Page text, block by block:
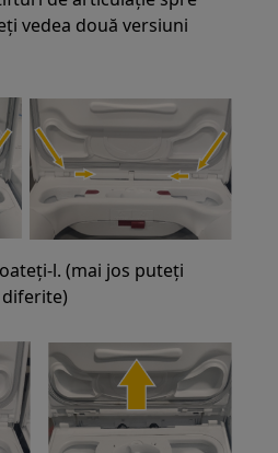
vedea două versiuni
l. (mai jos puteți